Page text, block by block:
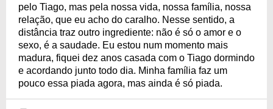
pelo Tiago, mas pela nossa vida, nossa família, nossa
relação, que eu acho do caralho. Nesse sentido, a
distância traz outro ingrediente: não é só o amor e o
sexo, é a saudade. Eu estou num momento mais
madura, fiquei dez anos casada com o Tiago dormindo
e acordando junto todo dia. Minha família faz um
pouco essa piada agora, mas ainda é só piada.